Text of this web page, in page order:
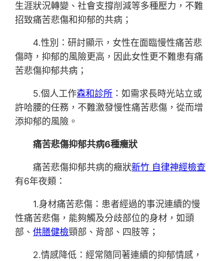
生涯狀況轉變、社會支撐削減等多種壓力，不難
招致痛苦悲傷和抑郁的共病；
4.性別：研討顯示，女性在面臨慢性痛苦悲
傷時，抑郁的風險更高，因此女性更不難患有痛
苦悲傷抑郁共病；
5.個人工作森和診所 ：如需求長時光站立或
許哈腰的任務，不難激發慢性痛苦悲傷，從而增
添抑郁的風險。
痛苦悲傷抑郁共病6種癥狀
痛苦悲傷抑郁共病的癥狀新竹 自律神經檢查
有6年夜類：
1.身材痛苦悲傷：患者經過的事況連續的慢
性痛苦悲傷，能夠觸及分歧部位的身材，如頭
部、供膳健檢頸部、背部、四肢等；
2.情感降低：經常隨同著連續的抑郁情感，